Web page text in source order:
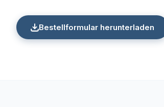
Bestellformular herunterladen